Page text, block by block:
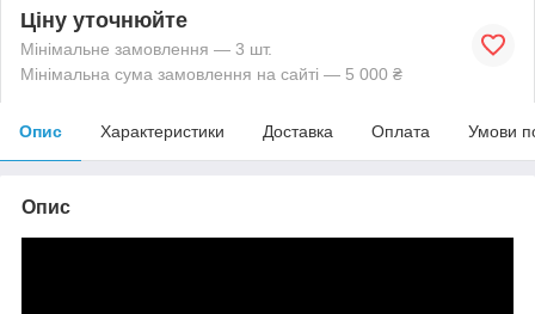
Ціну уточнюйте
Мінімальне замовлення — 3 шт.
Мінімальна сума замовлення на сайті — 5 000 ₴
Опис Характеристики Доставка Оплата Умови
Опис